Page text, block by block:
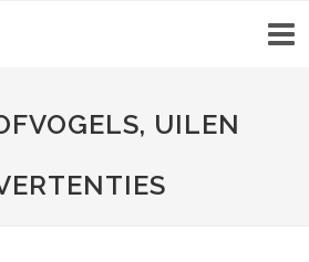
UILEN